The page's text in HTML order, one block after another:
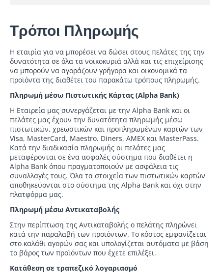
Τρόποι Πληρωμής
Η εταιρία για να μπορέσει να δώσει στους πελάτες της την
δυνατότητα σε όλα τα νοικοκυριά αλλά και τις επιχείρισης
να μπορούν να αγοράζουν γρήγορα και οικονομικά τα
προϊόντα της διαθέτει του παρακάτω τρόπους πληρωμής.
Πληρωμή μέσω Πιστωτικής Κάρτας (Alpha Bank)
H Εταιρεία μας συνεργάζεται με την Alpha Bank και οι
πελάτες μας έχουν την δυνατότητα πληρωμής μέσω
πιστωτικών, χρεωστικών και προπληρωμένων καρτών των
Visa, MasterCard, Maestro. Diners, AMEX και MasterPass.
Κατά την διαδικασία πληρωμής οι πελάτες μας
μεταφέρονται σε ένα ασφαλές σύστημα που διαθέτει η
Alpha Bank όπου πραγματοποιούν με ασφάλεια τις
συναλλαγές τους. Όλα τα στοιχεία των πιστωτικών καρτών
αποθηκεύονται στο σύστημα της Alpha Bank και όχι στην
πλατφόρμα μας.
Πληρωμή μέσω Αντικαταβολής
Στην περίπτωση της Αντικαταβολής ο πελάτης πληρώνει
κατά την παραλαβή των προϊόντων. Το κόστος εμφανίζεται
στο καλάθι αγορών σας και υπολογίζεται αυτόματα με βάση
το βάρος των προϊόντων που έχετε επιλέξει.
Κατάθεση σε τραπεζικό λογαριασμό